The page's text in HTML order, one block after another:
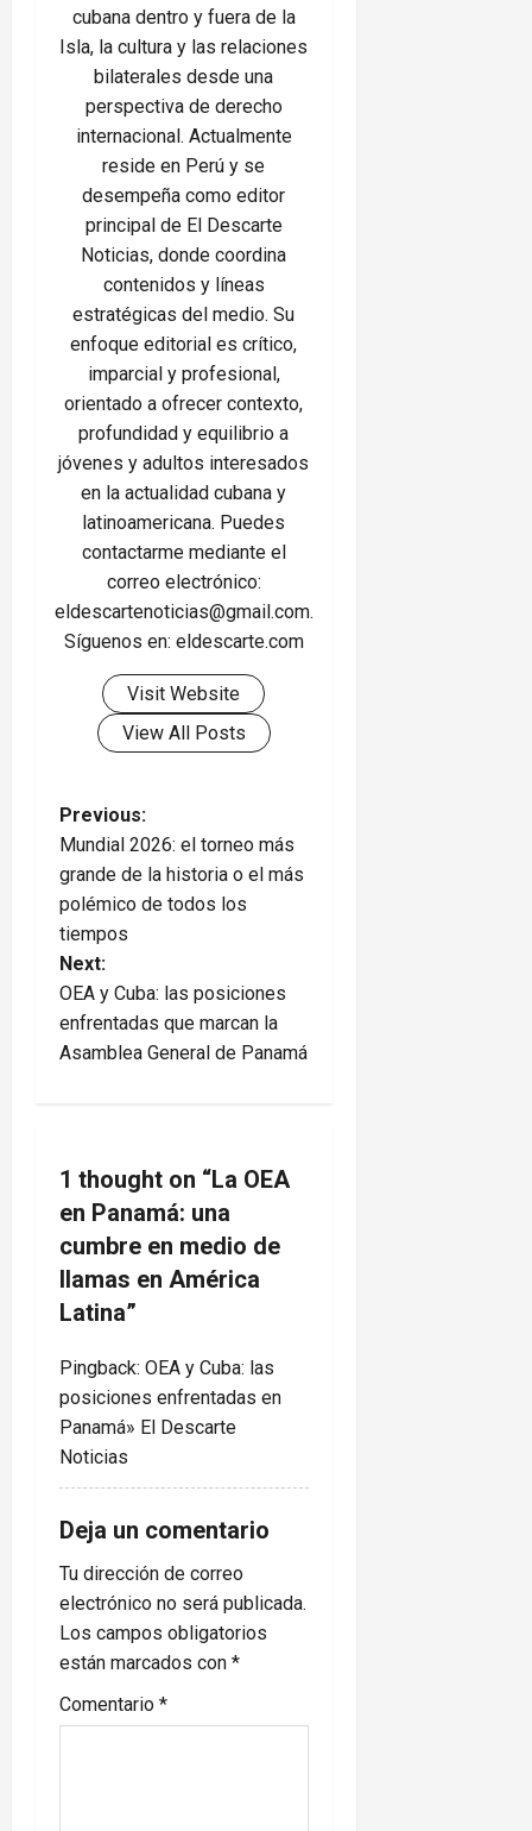
cubana dentro y fuera de la
Isla, la cultura y las relaciones
bilaterales desde una
perspectiva de derecho
internacional. Actualmente
reside en Perú y se
desempeña como editor
principal de El Descarte
Noticias, donde coordina
contenidos y líneas
estratégicas del medio. Su
enfoque editorial es crítico,
imparcial y profesional,
orientado a ofrecer contexto,
profundidad y equilibrio a
jóvenes y adultos interesados
en la actualidad cubana y
latinoamericana. Puedes
contactarme mediante el
correo electrónico:
eldescartenoticias@gmail.com.
Síguenos en: eldescarte.com
Visit Website
View All Posts
P
o
s
t
n
a
i
g
a
t
i
o
n
Previous:
Mundial 2026: el torneo más
grande de la historia o el más
polémico de todos los
tiempos
Next:
OEA y Cuba: las posiciones
enfrentadas que marcan la
Asamblea General de Panamá
1 thought on “La OEA
en Panamá: una
cumbre en medio de
llamas en América
Latina”
Pingback: OEA y Cuba: las
posiciones enfrentadas en
Panamá» El Descarte
Noticias
Deja un comentario
Tu dirección de correo
electrónico no será publicada.
Los campos obligatorios
están marcados con *
Comentario *